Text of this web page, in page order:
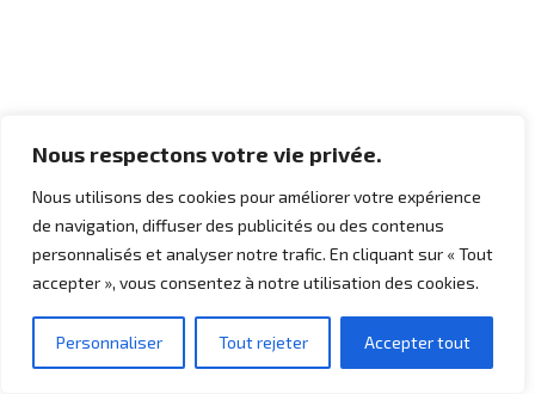
Nous respectons votre vie privée.
Nous utilisons des cookies pour améliorer votre expérience
de navigation, diffuser des publicités ou des contenus
personnalisés et analyser notre trafic. En cliquant sur « Tout
accepter », vous consentez à notre utilisation des cookies.
Personnaliser Tout rejeter Accepter tout